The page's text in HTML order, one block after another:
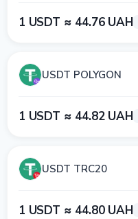
1 USDT ≈ 44.76 UAH
USDT POLYGON
1 USDT ≈ 44.82 UAH
USDT TRC20
1 USDT ≈ 44.80 UAH